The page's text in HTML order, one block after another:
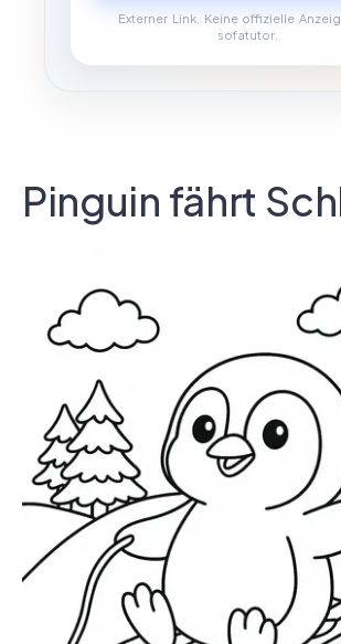
Externer Link. Keine offizielle
sofatutor.
Pinguin fährt